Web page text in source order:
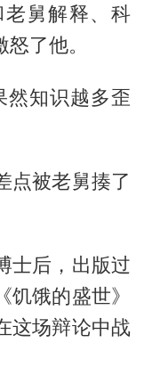
舅解释、科
了他。
然知识越多歪
点被老舅揍了
士后，出版过
饥饿的盛世》
这场辩论中战